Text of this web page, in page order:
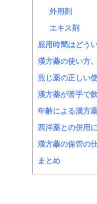
外用剤
エキス剤
服用時間はどう
漢方薬の使い方
煎じ薬の正しい
漢方薬が苦手で
年齢による漢方
西洋薬との併用
漢方薬の保管の
まとめ